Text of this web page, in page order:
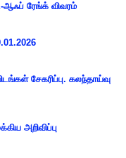
ஆஃப் ரேங்க் விவரம்
சேகரிப்பு. கலந்தாய்வு
அறிவிப்பு